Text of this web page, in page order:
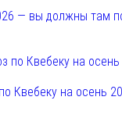
— вы должны там
Квебеку на осень